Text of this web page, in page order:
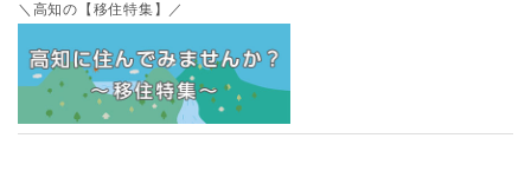
＼高知の【移住特集】／